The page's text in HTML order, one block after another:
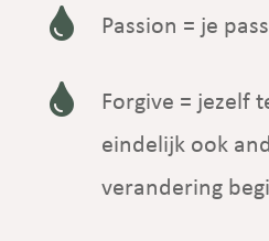
 Passion = je

Forgive = jezelf
eindelijk ook
verandering